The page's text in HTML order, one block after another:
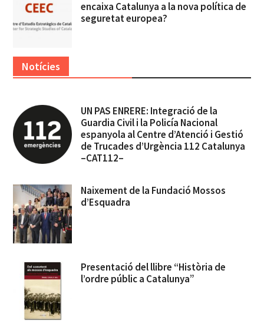
encaixa Catalunya a la nova política de
seguretat europea?
Notícies
UN PAS ENRERE: Integració de la
Guardia Civil i la Policía Nacional
espanyola al Centre d’Atenció i Gestió
de Trucades d’Urgència 112 Catalunya
–CAT112–
Naixement de la Fundació Mossos
d’Esquadra
Presentació del llibre “Història de
l’ordre públic a Catalunya”